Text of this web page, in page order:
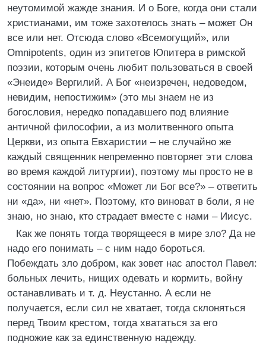
неутомимой жажде знания. И о Боге, когда они стали
христианами, им тоже захотелось знать – может Он
все или нет. Отсюда слово «Всемогущий», или
Omniрotents, один из эпитетов Юпитера в римской
поэзии, которым очень любит пользоваться в своей
«Энеиде» Вергилий. А Бог «неизречен, недоведом,
невидим, непостижим» (это мы знаем не из
богословия, нередко попадавшего под влияние
античной философии, а из молитвенного опыта
Церкви, из опыта Евхаристии – не случайно же
каждый священник непременно повторяет эти слова
во время каждой литургии), поэтому мы просто не в
состоянии на вопрос «Может ли Бог все?» – ответить
ни «да», ни «нет». Поэтому, кто виноват в боли, я не
знаю, но знаю, кто страдает вместе с нами – Иисус.
Как же понять тогда творящееся в мире зло? Да не
надо его понимать – с ним надо бороться.
Побеждать зло добром, как зовет нас апостол Павел:
больных лечить, нищих одевать и кормить, войну
останавливать и т. д. Неустанно. А если не
получается, если сил не хватает, тогда склоняться
перед Твоим крестом, тогда хвататься за его
подножие как за единственную надежду.